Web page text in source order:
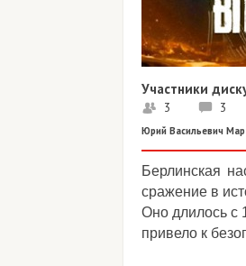
Участники
3 3
Юрий Васильевич
Берлинская
сражение в
Оно длилось с
привело к